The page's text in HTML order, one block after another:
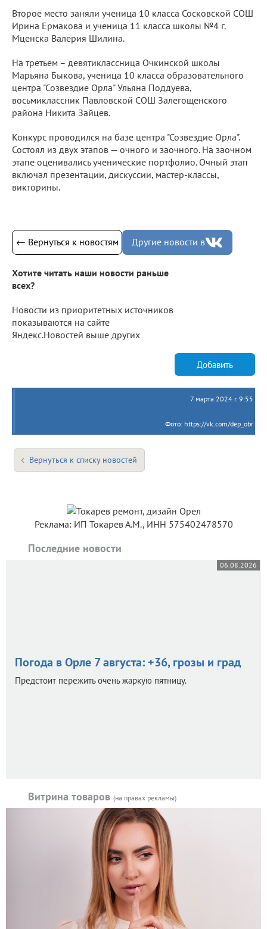
Второе место заняли ученица 10 класса Сосковской СОШ
Ирина Ермакова и ученица 11 класса школы №4 г.
Мценска Валерия Шилина.
На третьем – девятиклассница Очкинской школы
Марьяна Быкова, ученица 10 класса образовательного
центра "Созвездие Орла" Ульяна Поддуева,
восьмиклассник Павловской СОШ Залегощенского
района Никита Зайцев.
Конкурс проводился на базе центра "Созвездие Орла".
Состоял из двух этапов — очного и заочного. На заочном
этапе оценивались ученические портфолио. Очный этап
включал презентации, дискуссии, мастер-классы,
викторины.
← Вернуться к новостям Другие новости в
Хотите читать наши новости раньше
всех?
Новости из приоритетных источников
показываются на сайте
Яндекс.Новостей выше других
Добавить
7 марта 2024 г. 9:55
Фото: https://vk.com/dep_obr
Вернуться к списку новостей
Реклама: ИП Токарев А.М., ИНН 575402478570
Последние новости
06.08.2026
Погода в Орле 7 августа: +36, грозы и град
Предстоит пережить очень жаркую пятницу.
Витрина товаров (на правах рекламы)